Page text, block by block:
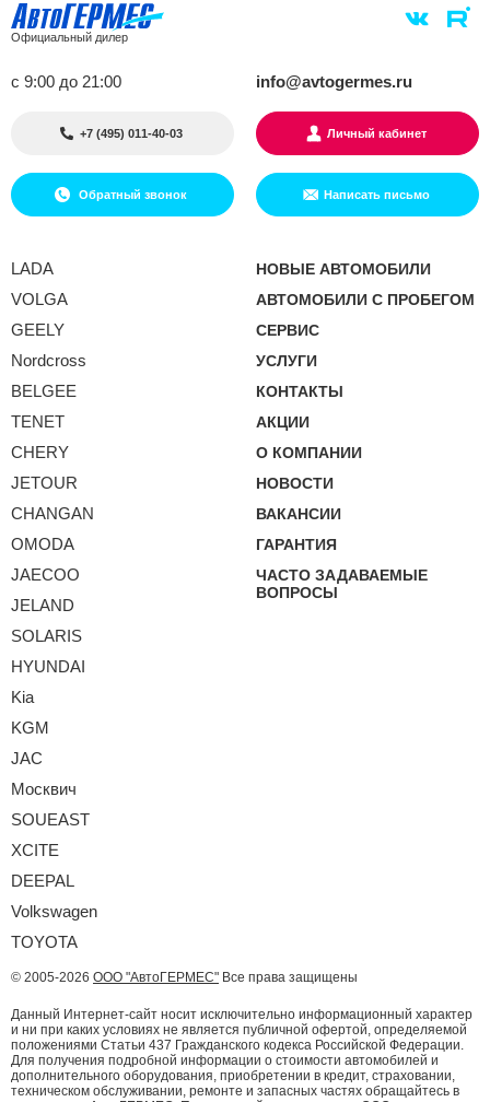
Официальный дилер
с 9:00 до 21:00 info@avtogermes.ru
+7 (495) 011-40-03 Личный кабинет
Обратный звонок Написать письмо
LADA
VOLGA
GEELY
Nordcross
BELGEE
TENET
CHERY
JETOUR
CHANGAN
OMODA
JAECOO
JELAND
SOLARIS
HYUNDAI
Kia
KGM
JAC
Москвич
SOUEAST
XCITE
DEEPAL
Volkswagen
TOYOTA
НОВЫЕ АВТОМОБИЛИ
АВТОМОБИЛИ С ПРОБЕГОМ
СЕРВИС
УСЛУГИ
КОНТАКТЫ
АКЦИИ
О КОМПАНИИ
НОВОСТИ
ВАКАНСИИ
ГАРАНТИЯ
ЧАСТО ЗАДАВАЕМЫЕ
ВОПРОСЫ
© 2005-2026 ООО "АвтоГЕРМЕС" Все права защищены
Данный Интернет-сайт носит исключительно информационный характер
и ни при каких условиях не является публичной офертой, определяемой
положениями Статьи 437 Гражданского кодекса Российской Федерации.
Для получения подробной информации о стоимости автомобилей и
дополнительного оборудования, приобретении в кредит, страховании,
техническом обслуживании, ремонте и запасных частях обращайтесь в